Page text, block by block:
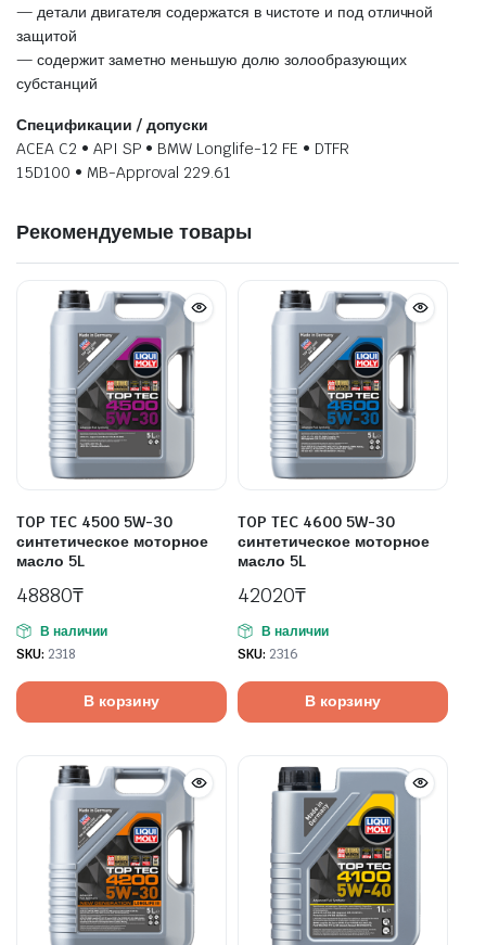
— детали двигателя содержатся в чистоте и под отличной
защитой
— содержит заметно меньшую долю золообразующих
субстанций
Спецификации / допуски
ACEA C2 • API SP • BMW Longlife-12 FE • DTFR
15D100 • MB-Approval 229.61
Рекомендуемые товары
TOP TEC 4500 5W-30
синтетическое моторное
масло 5L
48880₸
В наличии
SKU: 2318
В корзину
TOP TEC 4600 5W-30
синтетическое моторное
масло 5L
42020₸
В наличии
SKU: 2316
В корзину